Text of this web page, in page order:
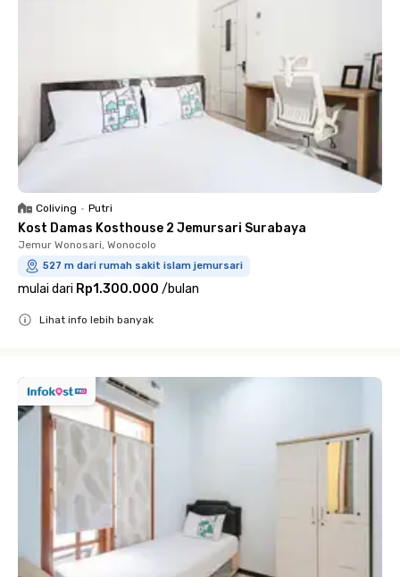
Coliving • Putri
Kost Damas Kosthouse 2 Jemursari Surabaya
Jemur Wonosari, Wonocolo
527 m dari rumah sakit islam jemursari
mulai dari Rp1.300.000 /bulan
Lihat info lebih banyak